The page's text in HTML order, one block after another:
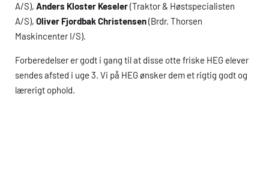
A/S), Anders Kloster Keseler(Traktor & Høstspecialisten
A/S), Oliver Fjordbak Christensen(Brdr. Thorsen
Maskincenter I/S).
Forberedelser er godt i gang til at disse otte friske HEG elever
sendes afsted i uge 3. Vi på HEGønsker dem et rigtig godt og
lærerigt ophold.